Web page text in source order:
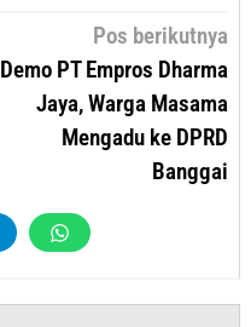
Pos berikutnya
Demo PT Empros Dharma
Jaya, Warga Masama
Mengadu ke DPRD
Banggai